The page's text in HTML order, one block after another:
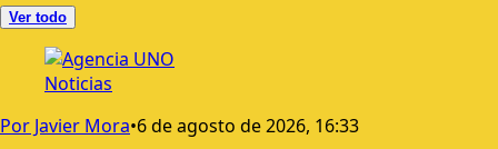
Ver todo
Noticias
Por Javier Mora•6 de agosto de 2026, 16:33